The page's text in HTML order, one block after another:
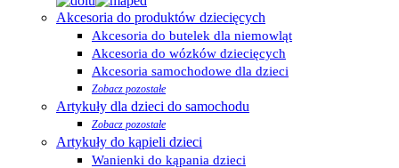
Akcesoria do produktów dziecięcych
Akcesoria do butelek dla niemowląt
Akcesoria do wózków dziecięcych
Akcesoria samochodowe dla dzieci
Zobacz pozostałe
Artykuły dla dzieci do samochodu
Zobacz pozostałe
Artykuły do kąpieli dzieci
Wanienki do kąpania dzieci